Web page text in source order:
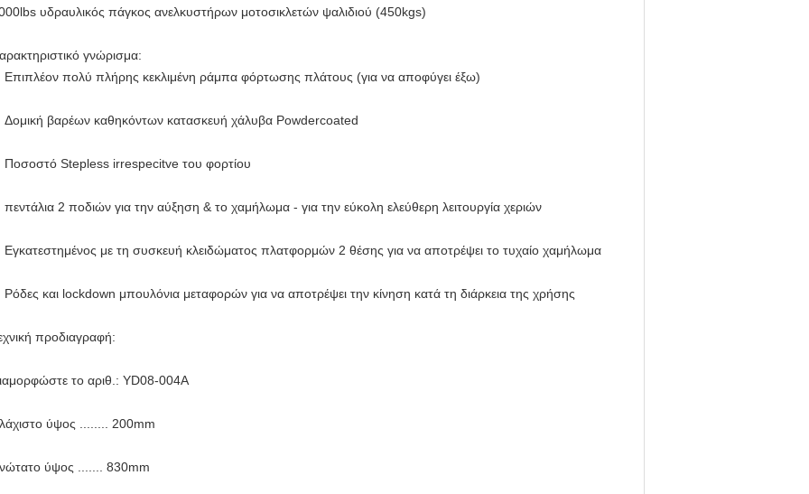
υδραυλικός πάγκος ανελκυστήρων μοτοσικλετών ψαλιδιού (450kgs)
γνώρισμα:
Επιπλέον πολύ πλήρης κεκλιμένη ράμπα φόρτωσης πλάτους (για να αποφύγει έξω)
Δομική βαρέων καθηκόντων κατασκευή χάλυβα Powdercoated
Ποσοστό Stepless irrespecitve του φορτίου
πεντάλια 2 ποδιών για την αύξηση & το χαμήλωμα - για την εύκολη ελεύθερη λειτουργία χεριών
Εγκατεστημένος με τη συσκευή κλειδώματος πλατφορμών 2 θέσης για να αποτρέψει το τυχαίο χαμήλωμα
Ρόδες και lockdown μπουλόνια μεταφορών για να αποτρέψει την κίνηση κατά τη διάρκεια της χρήσης
προδιαγραφή:
το αριθ.: YD08-004A
ύψος ........ 200mm
ύψος ....... 830mm